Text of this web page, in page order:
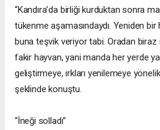
“Kandıra’da birliği kurduktan sonra
tükenme aşamasındaydı. Yeniden bir
buna teşvik veriyor tabi. Oradan
fakir hayvan, yani manda her yerde
geliştirmeye, ırkları yenilemeye
şeklinde konuştu.
“İneği solladı”